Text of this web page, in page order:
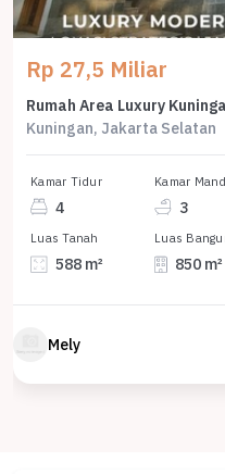
Rp 27,5 Miliar
Kuningan, Jakarta Selatan
Kamar Tidur
4
Kamar
3
Luas Tanah
588 m²
Luas
850 m²
Mely